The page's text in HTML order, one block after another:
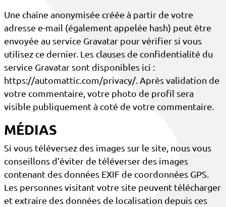
Une chaîne anonymisée créée à partir de votre
adresse e-mail (également appelée hash) peut être
envoyée au service Gravatar pour vérifier si vous
utilisez ce dernier. Les clauses de confidentialité du
service Gravatar sont disponibles ici :
https://automattic.com/privacy/. Après validation de
votre commentaire, votre photo de profil sera
visible publiquement à coté de votre commentaire.
MÉDIAS
Si vous téléversez des images sur le site, nous vous
conseillons d’éviter de téléverser des images
contenant des données EXIF de coordonnées GPS.
Les personnes visitant votre site peuvent télécharger
et extraire des données de localisation depuis ces